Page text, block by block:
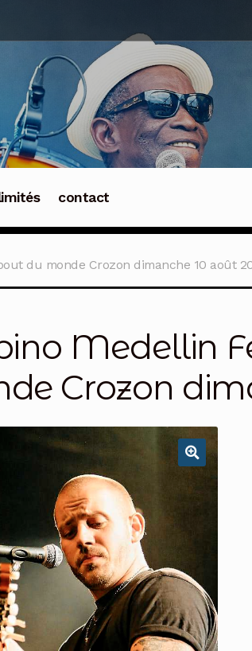
contact
du monde Crozon dimanche 10 août
Medellin
Crozon